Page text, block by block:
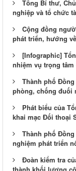
Tổng Bí thư,
nghiệp và tổ chức
Cộng đồng
phát triển, hướng
[Infographic]
nhiệm vụ trọng
Thành phố
phòng, chống đuối
Phát biểu của
khai mạc Đối thoại
Thành phố
nghiệm phát triển
Đoàn kiểm tra